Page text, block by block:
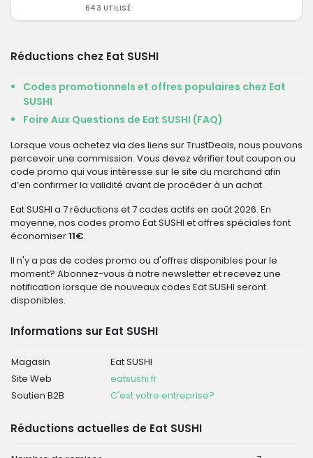
643 UTILISÉ
Réductions chez Eat SUSHI
Codes promotionnels et offres populaires chez Eat
SUSHI
Foire Aux Questions de Eat SUSHI (FAQ)
Lorsque vous achetez via des liens sur TrustDeals, nous pouvons
percevoir une commission. Vous devez vérifier tout coupon ou
code promo qui vous intéresse sur le site du marchand afin
d’en confirmer la validité avant de procéder à un achat.
Eat SUSHI a 7 réductions et 7 codes actifs en août 2026. En
moyenne, nos codes promo Eat SUSHI et offres spéciales font
économiser11€.
Il n'y a pas de codes promo ou d'offres disponibles pour le
moment? Abonnez-vous à notre newsletter et recevez une
notification lorsque de nouveaux codes Eat SUSHI seront
disponibles.
Informations sur Eat SUSHI
Magasin
Eat SUSHI
Site Web
eatsushi.fr
Soutien B2B
C'est votre entreprise?
Réductions actuelles de Eat SUSHI